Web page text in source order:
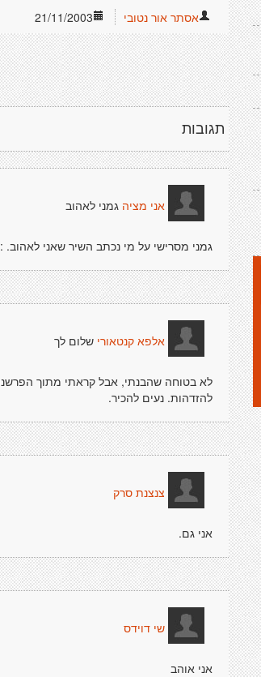
21/11/2003 אסתר אור נטובי
תגובות
אני מציה גמני לאהוב
גמני מסרישי על מי נכתב השיר שאני לאהוב. :Q :)
אלפא קנטאורי שלום לך
לא בטוחה שהבנתי, אבל קראתי מתוך
להזדהות. נעים להכיר.
צנצנת סרק
אני גם.
שי דוידס
אני אוהב